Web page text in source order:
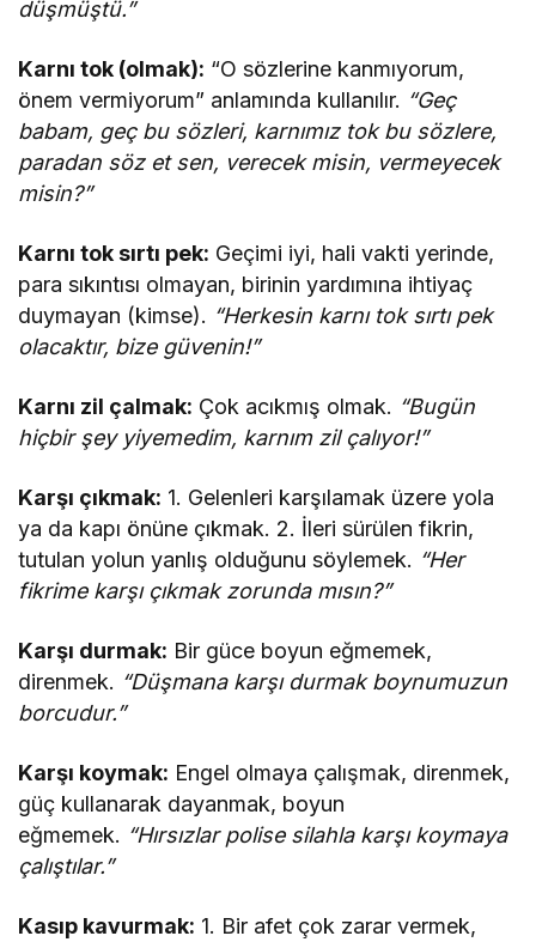
düşmüştü.”
Karnı tok (olmak): “O sözlerine kanmıyorum,
önem vermiyorum” anlamında kullanılır. “Geç
babam, geç bu sözleri, karnımız tok bu sözlere,
paradan söz et sen, verecek misin, vermeyecek
misin?”
Karnı tok sırtı pek: Geçimi iyi, hali vakti yerinde,
para sıkıntısı olmayan, birinin yardımına ihtiyaç
duymayan (kimse). “Herkesin karnı tok sırtı pek
olacaktır, bize güvenin!”
Karnı zil çalmak: Çok acıkmış olmak. “Bugün
hiçbir şey yiyemedim, karnım zil çalıyor!”
Karşı çıkmak: 1. Gelenleri karşılamak üzere yola
ya da kapı önüne çıkmak. 2. İleri sürülen fikrin,
tutulan yolun yanlış olduğunu söylemek. “Her
fikrime karşı çıkmak zorunda mısın?”
Karşı durmak: Bir güce boyun eğmemek,
direnmek. “Düşmana karşı durmak boynumuzun
borcudur.”
Karşı koymak: Engel olmaya çalışmak, direnmek,
güç kullanarak dayanmak, boyun
eğmemek. “Hırsızlar polise silahla karşı koymaya
çalıştılar.”
Kasıp kavurmak: 1. Bir afet çok zarar vermek,